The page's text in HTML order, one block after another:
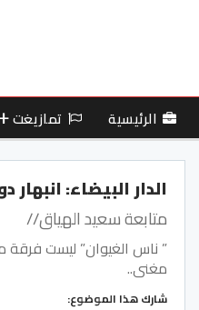
الرئيسية تمازيغت ⵜⴰⵎⴰⵣⵉⵖⵜ
الدار البيضاء:
متابعة سعيد الهياق//
” ناس الغيوان” ليست
مغنى..
شارك هذا الموضوع: